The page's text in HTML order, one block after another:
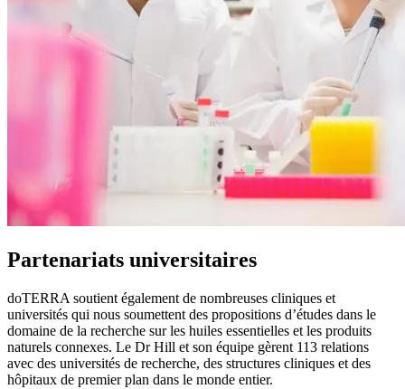
Partenariats universitaires
doTERRA soutient également de nombreuses cliniques et
universités qui nous soumettent des propositions d’études dans le
domaine de la recherche sur les huiles essentielles et les produits
naturels connexes. Le Dr Hill et son équipe gèrent 113 relations
avec des universités de recherche, des structures cliniques et des
hôpitaux de premier plan dans le monde entier.